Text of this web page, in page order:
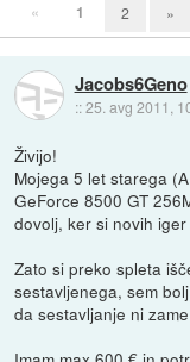
« 1 2 »
Jacobs6Geno
::25. avg 2011,
Živijo!
Mojega 5 let starega
GeForce 8500 GT
dovolj, ker si novih
Zato si preko spleta
sestavljenega, sem
da sestavljanje ni